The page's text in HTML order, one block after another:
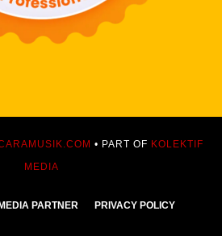
• PART OF KOLEKTIF
MEDIA
PARTNER PRIVACY POLICY